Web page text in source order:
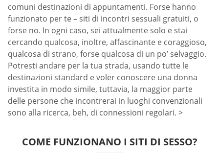
comuni destinazioni di appuntamenti. Forse hanno
funzionato per te – siti di incontri sessuali gratuiti, o
forse no. In ogni caso, sei attualmente solo e stai
cercando qualcosa, inoltre, affascinante e coraggioso,
qualcosa di strano, forse qualcosa di un po’ selvaggio.
Potresti andare per la tua strada, usando tutte le
destinazioni standard e voler conoscere una donna
investita in modo simile, tuttavia, la maggior parte
delle persone che incontrerai in luoghi convenzionali
sono alla ricerca, beh, di connessioni regolari. >
COME FUNZIONANO I SITI DI SESSO?